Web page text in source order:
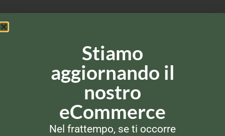
PIATTI PRONTI PIATTI PRONTI
Stiamo
aggiornando il
nostro
eCommerce
Nel frattempo, se ti occorre